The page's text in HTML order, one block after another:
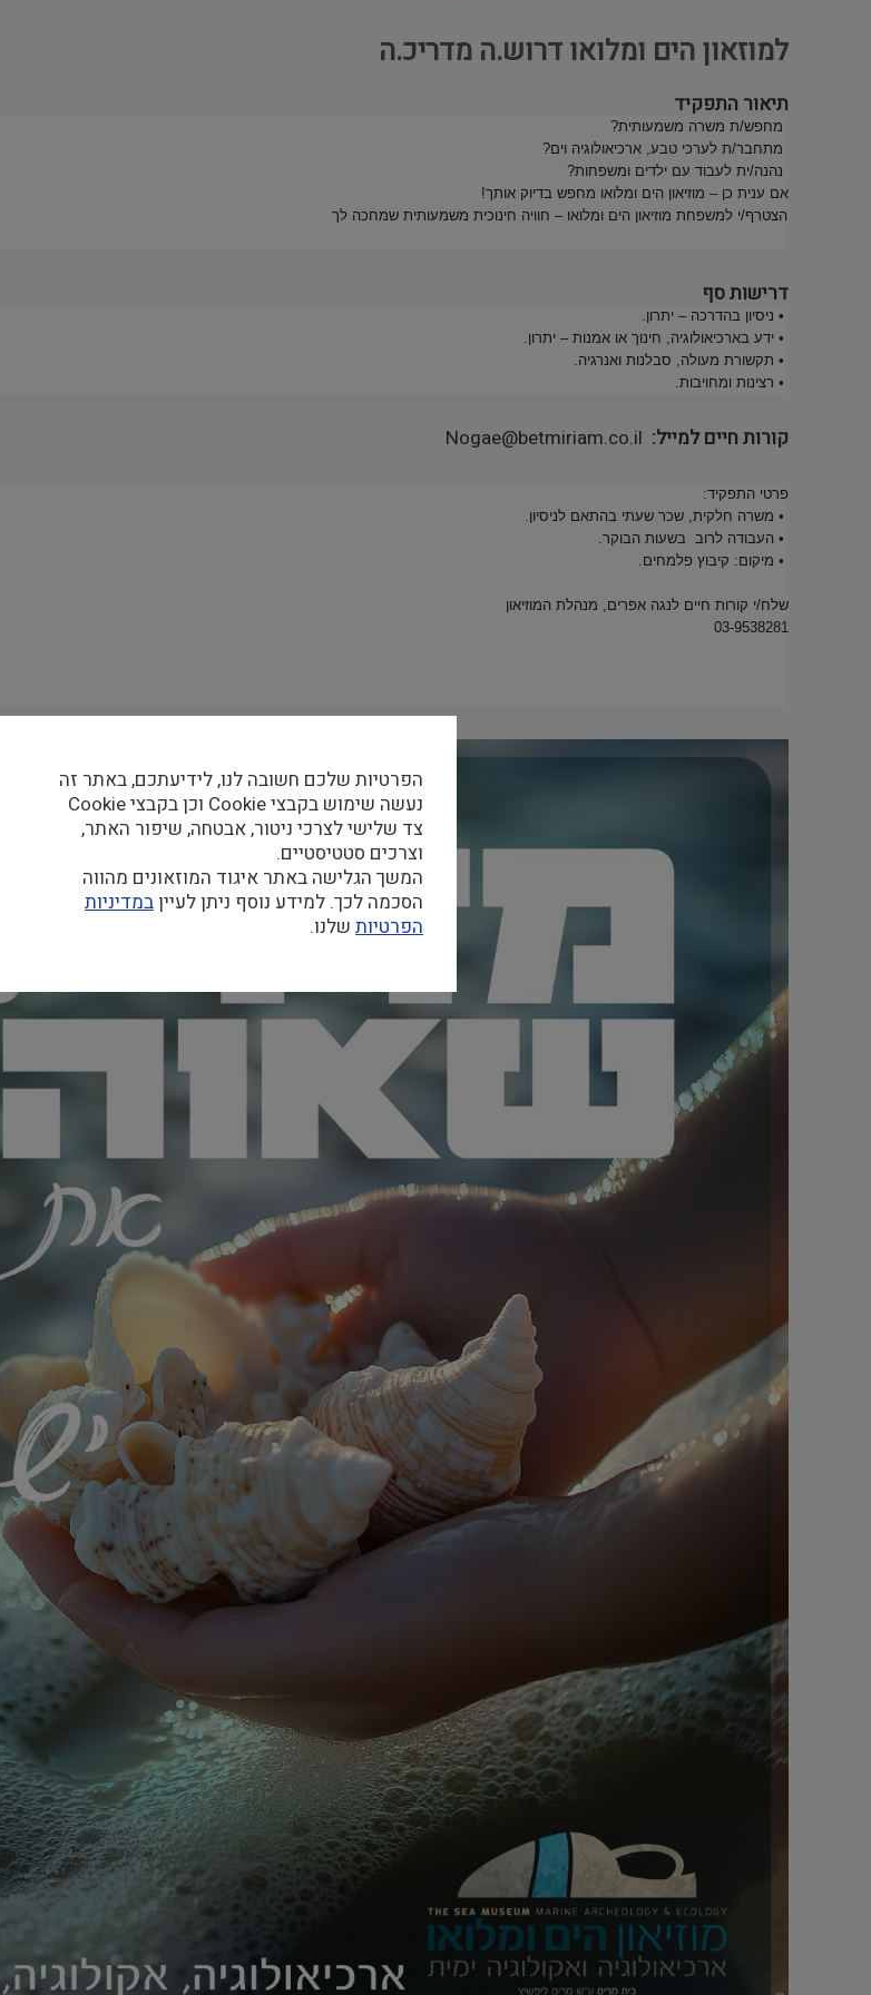
למוזאון הים ומלואו דרוש.ה מדריכ.ה
תיאור התפקיד
מחפש/ת משרה משמעותית?
מתחבר/ת לערכי טבע, ארכיאולוגיה וים?
נהנה/ית לעבוד עם ילדים ומשפחות?
אם ענית כן – מוזיאון הים ומלואו מחפש בדיוק אותך!
הצטרף/י למשפחת מוזיאון הים ומלואו – חוויה חינוכית משמעותית שמחכה לך
דרישות סף
• ניסיון בהדרכה – יתרון.
• ידע בארכיאולוגיה, חינוך או אמנות – יתרון.
• תקשורת מעולה, סבלנות ואנרגיה.
• רצינות ומחויבות.
קורות חיים למייל Nogae@betmiriam.co.il
פרטי התפקיד:
• משרה חלקית, שכר שעתי בהתאם לניסיון.
• העבודה לרוב בשעות הבוקר.
• מיקום: קיבוץ פלמחים.
שלח/י קורות חיים לנגה אפרים, מנהלת המוזיאון
03-9538281
הפרטיות שלכם חשובה לנו, לידיעתכם, באתר זה
נעשה שימוש בקבצי Cookie וכן בקבצי Cookie
צד שלישי לצרכי ניטור, אבטחה, שיפור האתר,
וצרכים סטטיסטיים.
המשך הגלישה באתר איגוד המוזאונים מהווה
הסכמה לכך. למידע נוסף ניתן לעייןבמדיניות
הפרטיות שלנו.